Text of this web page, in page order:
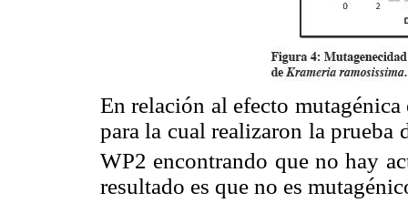
En relación al efecto
para la cual realizaron la prueba
WP2 encontrando que no hay
resultado es que no es